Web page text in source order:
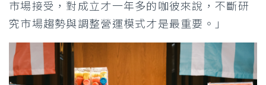
市場接受，對成立才一年多的咖彼來說，不斷研
究市場趨勢與調整營運模式才是最重要。」